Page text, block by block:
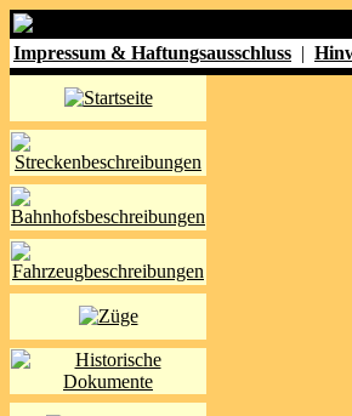
Impressum & Haftungsausschluss |